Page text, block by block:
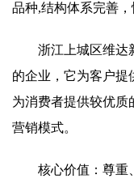
品种,结构体系完善，
浙江上城区维达
的企业，它为客户提
为消费者提供较优质
营销模式。
核心价值：尊重